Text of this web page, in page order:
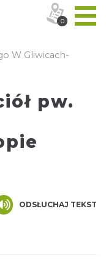
W Gliwicach-
pw.
ODSŁUCHAJ TEKST
0